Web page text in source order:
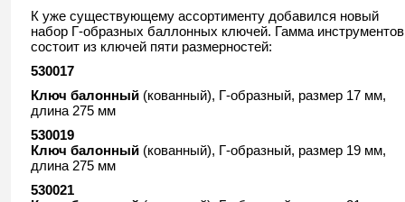
К уже существующему ассортименту добавился новый
набор Г-образных баллонных ключей. Гамма инструментов
состоит из ключей пяти размерностей:
530017
Ключ балонный (кованный), Г-образный, размер 17 мм,
длина 275 мм
530019
Ключ балонный (кованный), Г-образный, размер 19 мм,
длина 275 мм
530021